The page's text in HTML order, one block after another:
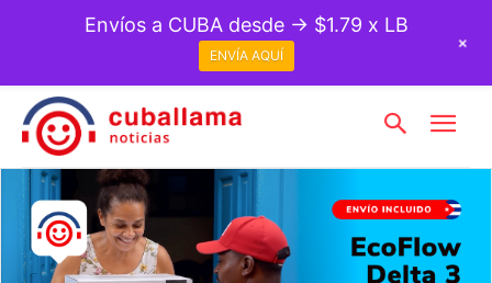
Envíos a CUBA desde → $1.79 x LB
ENVÍA AQUÍ
+